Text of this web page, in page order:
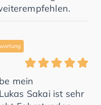
mein
Sakai ist sehr